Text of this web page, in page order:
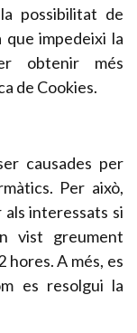
possibilitat de
impedeixi la
obtenir més
de Cookies.
causades per
Per això,
interessats si
vist greument
hores. A més, es
es resolgui la